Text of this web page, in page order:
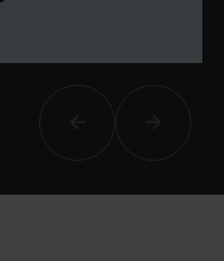
des points et